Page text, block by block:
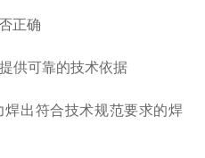
正确
供可靠的技术依据
出符合技术规范要求的焊